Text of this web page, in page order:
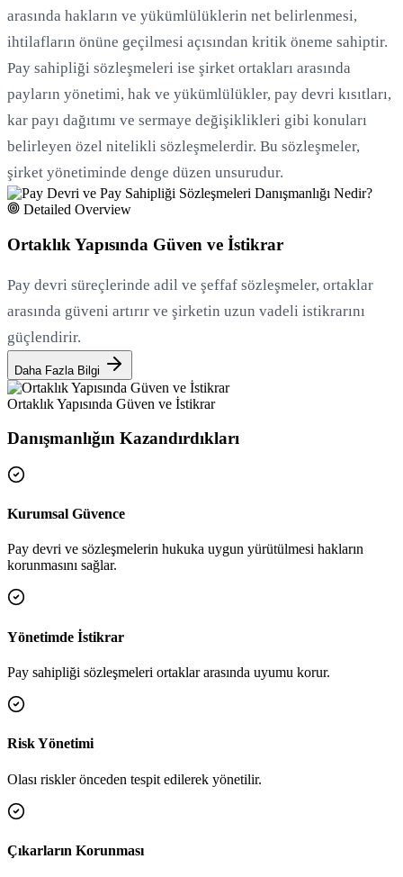
arasında hakların ve yükümlülüklerin net belirlenmesi,
ihtilafların önüne geçilmesi açısından kritik öneme sahiptir.
Pay sahipliği sözleşmeleri ise şirket ortakları arasında
payların yönetimi, hak ve yükümlülükler, pay devri kısıtları,
kar payı dağıtımı ve sermaye değişiklikleri gibi konuları
belirleyen özel nitelikli sözleşmelerdir. Bu sözleşmeler,
şirket yönetiminde denge düzen unsurudur.
Detailed Overview
Ortaklık Yapısında Güven ve İstikrar
Pay devri süreçlerinde adil ve şeffaf sözleşmeler, ortaklar
arasında güveni artırır ve şirketin uzun vadeli istikrarını
güçlendirir.
Daha Fazla Bilgi
Ortaklık Yapısında Güven ve İstikrar
Danışmanlığın Kazandırdıkları
Kurumsal Güvence
Pay devri ve sözleşmelerin hukuka uygun yürütülmesi hakların
korunmasını sağlar.
Yönetimde İstikrar
Pay sahipliği sözleşmeleri ortaklar arasında uyumu korur.
Risk Yönetimi
Olası riskler önceden tespit edilerek yönetilir.
Çıkarların Korunması